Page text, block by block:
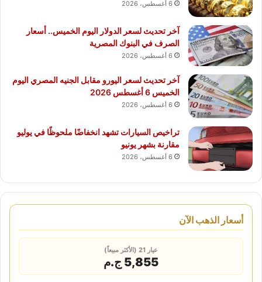
6 أغسطس، 2026
آخر تحديث لسعر الدولار اليوم الخميس.. أسعار
الصرف في البنوك المصرية
6 أغسطس، 2026
آخر تحديث لسعر اليورو مقابل الجنيه المصري اليوم
الخميس 6 أغسطس 2026
6 أغسطس، 2026
تراخيص السيارات تشهد انخفاضًا ملحوظًا في يوليو
مقارنة بشهر يونيو
6 أغسطس، 2026
أسعار الذهب الآن
عيار 21 (الأكثر مبيعاً)
5,855 ج.م